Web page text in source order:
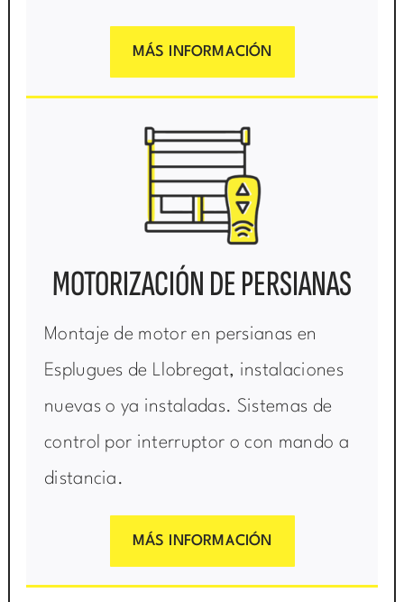
MÁS INFORMACIÓN
MOTORIZACIÓN DE PERSIANAS
Montaje de motor en persianas en
Esplugues de Llobregat, instalaciones
nuevas o ya instaladas. Sistemas de
control por interruptor o con mando a
distancia.
MÁS INFORMACIÓN